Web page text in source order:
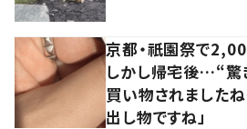
京都・祇園祭で
しかし帰宅後…“驚
買い物されましたね
出し物ですね」